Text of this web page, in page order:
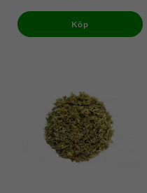
Köp